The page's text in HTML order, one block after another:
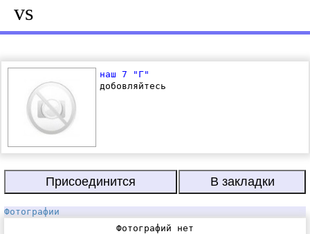
vs
наш 7 "Г"
добовляйтесь
Фотографии
Фотографий нет